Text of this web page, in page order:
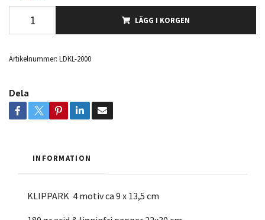
LÄGG I KORGEN
Artikelnummer: LDKL-2000
Dela
INFORMATION
KLIPPARK 4 motiv ca 9 x 13,5 cm